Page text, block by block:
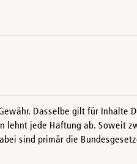
Dasselbe gilt für Inhalte
lehnt jede Haftung ab. Soweit
sind primär die